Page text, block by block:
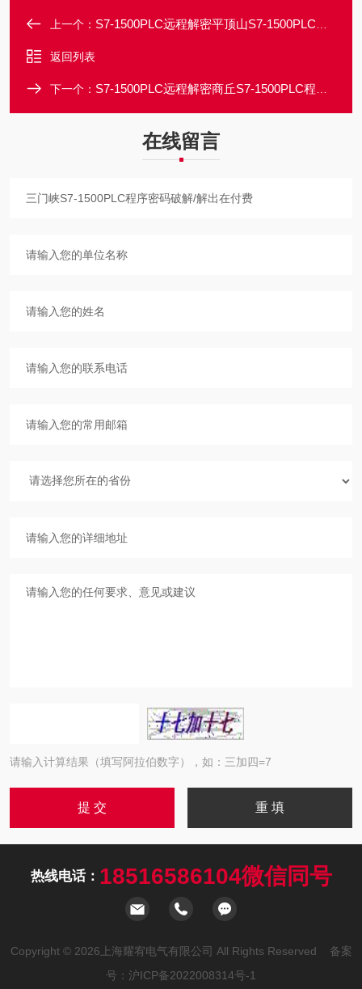
上一个： S7-1500PLC远程解密平顶山S7-1500PLC程序加密有停机锁解密
返回列表
下一个： S7-1500PLC远程解密商丘S7-1500PLC程序密码忘记/可解出原密码
在线留言
请输入计算结果（填写阿拉伯数字），如：三加四=7
热线电话： 18516586104微信同号
Copyright © 2026上海耀宥电气有限公司 All Rights Reserved 备案
号： 沪ICP备2022008314号-1